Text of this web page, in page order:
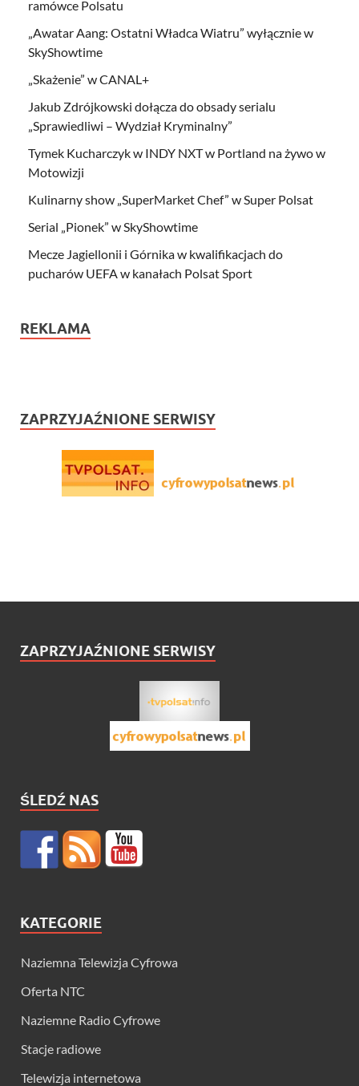
ramówce Polsatu
„Awatar Aang: Ostatni Władca Wiatru” wyłącznie w
SkyShowtime
„Skażenie” w CANAL+
Jakub Zdrójkowski dołącza do obsady serialu
„Sprawiedliwi – Wydział Kryminalny”
Tymek Kucharczyk w INDY NXT w Portland na żywo w
Motowizji
Kulinarny show „SuperMarket Chef” w Super Polsat
Serial „Pionek” w SkyShowtime
Mecze Jagiellonii i Górnika w kwalifikacjach do
pucharów UEFA w kanałach Polsat Sport
REKLAMA
ZAPRZYJAŹNIONE SERWISY
ZAPRZYJAŹNIONE SERWISY
ŚLEDŹ NAS
KATEGORIE
Naziemna Telewizja Cyfrowa
Oferta NTC
Naziemne Radio Cyfrowe
Stacje radiowe
Telewizja internetowa